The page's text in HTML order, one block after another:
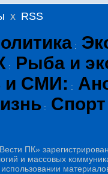
x RSS
:
:
Рыба и
и СМИ: :
: Спорт
ПК»
и массовых